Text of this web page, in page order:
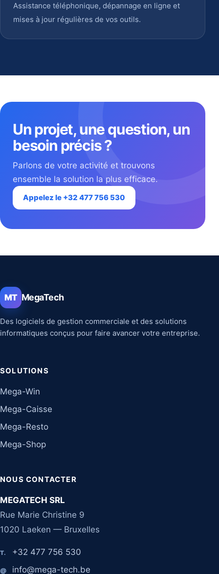
Assistance téléphonique, dépannage en ligne et
mises à jour régulières de vos outils.
Un projet, une question, un
besoin précis ?
Parlons de votre activité et trouvons
ensemble la solution la plus efficace.
Appelez le +32 477 756 530
MT MegaTech
Des logiciels de gestion commerciale et des solutions
informatiques conçus pour faire avancer votre entreprise.
SOLUTIONS
Mega-Win
Mega-Caisse
Mega-Resto
Mega-Shop
NOUS CONTACTER
MEGATECH SRL
Rue Marie Christine 9
1020 Laeken — Bruxelles
T. +32 477 756 530
@ info@mega-tech.be